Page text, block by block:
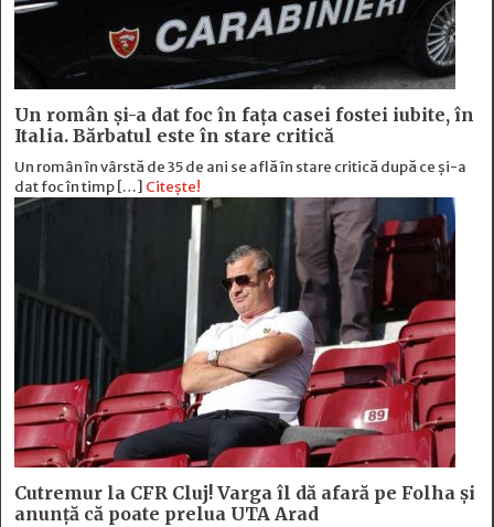
Un român și-a dat foc în fața casei fostei iubite, în
Italia. Bărbatul este în stare critică
Un român în vârstă de 35 de ani se află în stare critică după ce și-a
dat foc în timp […] Citește!
Cutremur la CFR Cluj! Varga îl dă afară pe Folha și
anunță că poate prelua UTA Arad